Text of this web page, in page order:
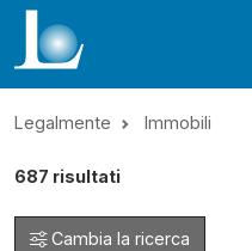
Legalmente Immobili
687 risultati
Cambia la ricerca